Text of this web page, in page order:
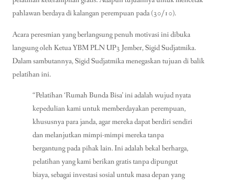
pahlawan berdaya di kalangan perempuan pada (30/10).
Acara peresmian yang berlangsung penuh motivasi ini dibuka
langsung oleh Ketua YBM PLN UP3 Jember, Sigid Sudjatmika.
Dalam sambutannya, Sigid Sudjatmika menegaskan tujuan di balik
pelatihan ini.
“Pelatihan ‘Rumah Bunda Bisa’ ini adalah wujud nyata
kepedulian kami untuk memberdayakan perempuan,
khususnya para janda, agar mereka dapat berdiri sendiri
dan melanjutkan mimpi-mimpi mereka tanpa
bergantung pada pihak lain. Ini adalah bekal berharga,
pelatihan yang kami berikan gratis tanpa dipungut
biaya, sebagai investasi sosial untuk masa depan yang